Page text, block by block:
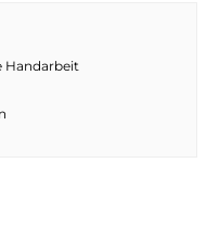
Handarbeit